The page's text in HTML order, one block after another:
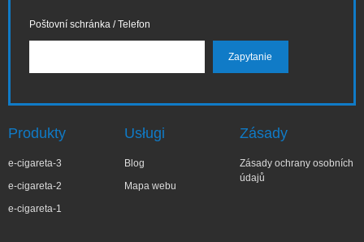
Poštovní schránka / Telefon
Produkty
e-cigareta-3
e-cigareta-2
e-cigareta-1
Usługi
Blog
Mapa webu
Zásady
Zásady ochrany osobních
údajů